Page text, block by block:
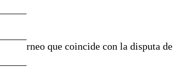
torneo que coincide con la disputa de